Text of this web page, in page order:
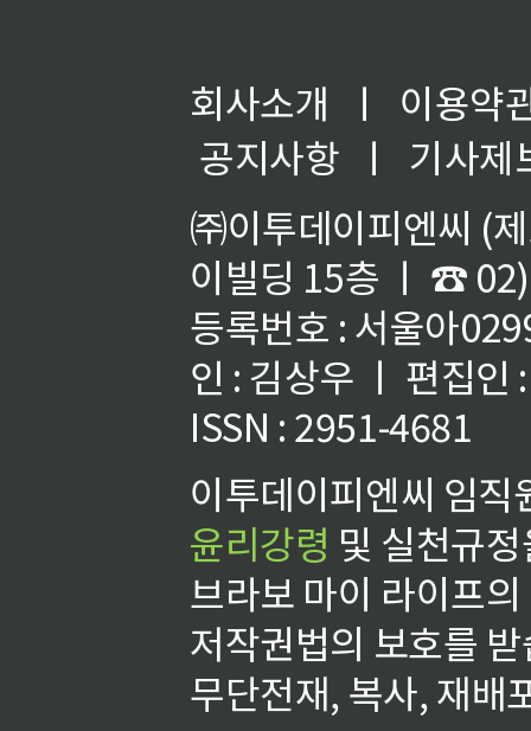
회사소개 ㅣ
이용약
공지사항
ㅣ
기사제
㈜이투데이피엔씨 (
이빌딩 15층 ㅣ ☎
등록번호 : 서울아
인 : 김상우 ㅣ 편집인
ISSN : 2951-4681
이투데이피엔씨 임
윤리강령 및 실천규
브라보 마이 라이프
저작권법의 보호를
무단전재, 복사, 재배